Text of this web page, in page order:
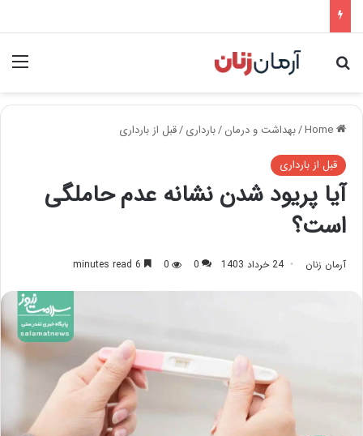
Search for
/بهداشت و درمان/بارداری/قبل از بارداری
قبل از بارداری
آیا پریود شدن نشانه عدم حاملگی
است؟
آرمان زنان 24 خرداد 1403 0
0